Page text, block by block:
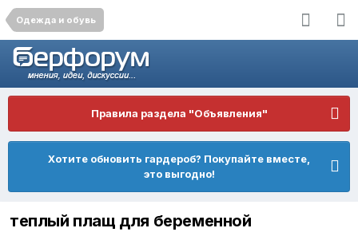
Одежда и обувь
Правила раздела "Объявления"
Хотите обновить гардероб? Покупайте вместе,
это выгодно!
теплый плащ для беременной